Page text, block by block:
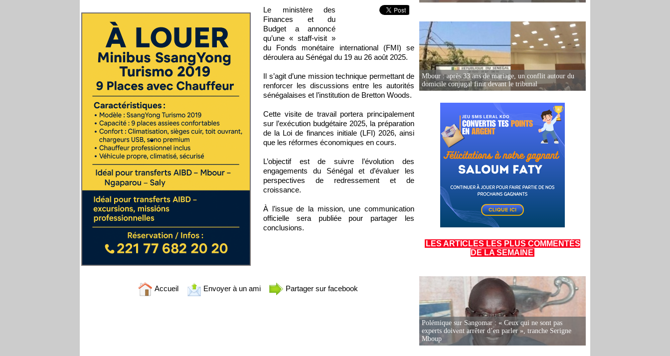
Le ministère des
Finances et du
Budget a annoncé
qu’une « staff-visit »
du Fonds monétaire international (FMI) se
déroulera au Sénégal du 19 au 26 août 2025.
Il s’agit d’une mission technique permettant de
renforcer les discussions entre les autorités
sénégalaises et l’institution de Bretton Woods.
Cette visite de travail portera principalement
sur l’exécution budgétaire 2025, la préparation
de la Loi de finances initiale (LFI) 2026, ainsi
que les réformes économiques en cours.
L’objectif est de suivre l’évolution des
engagements du Sénégal et d’évaluer les
perspectives de redressement et de
croissance.
À l’issue de la mission, une communication
officielle sera publiée pour partager les
conclusions.
Accueil Envoyer à un ami Partager sur facebook
Mbour : après 33 ans de mariage, un conflit autour du
domicile conjugal finit devant le tribunal
LES ARTICLES LES PLUS COMMENTÉS
DE LA SEMAINE
Polémique sur Sangomar : « Ceux qui ne sont pas
experts doivent arrêter d’en parler », tranche Serigne
Mboup